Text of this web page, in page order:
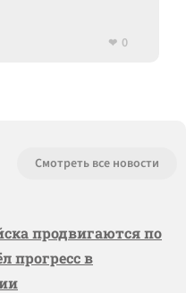
0
Смотреть все новости
продвигаются по
прогресс в